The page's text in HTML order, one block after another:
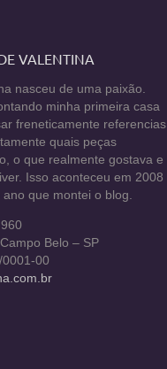
VALENTINA
nasceu de uma paixão.
minha primeira casa
freneticamente referencias
quais peças
o que realmente gostava e
Isso aconteceu em 2008
que montei o blog.
Belo – SP
00